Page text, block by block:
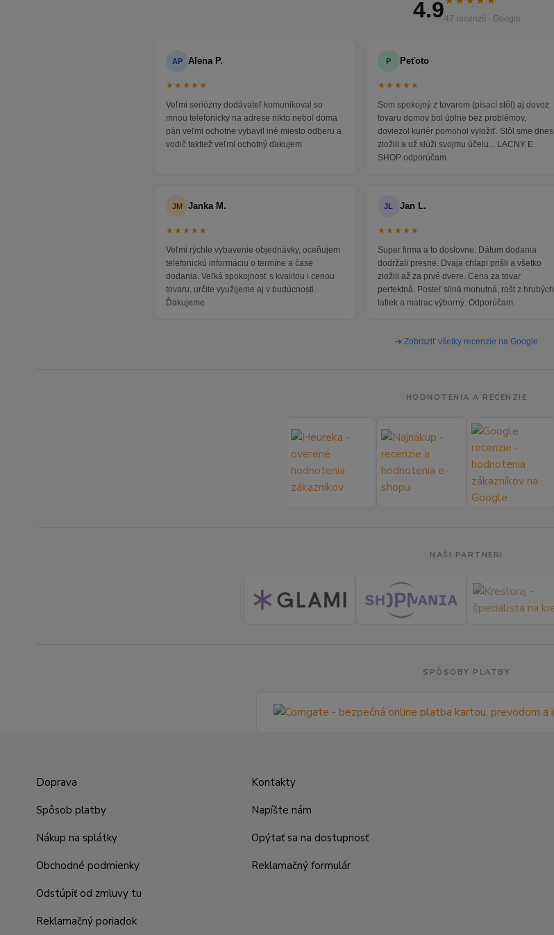
4.947 recenzií · Google
AP Alena P.
★★★★★
Veľmi seriózny dodávateľ komunikoval so
mnou telefonicky na adrese nikto nebol doma
pán veľmi ochotne vybavil iné miesto odberu a
vodič taktiež veľmi ochotný ďakujem
P Peťoto
★★★★★
Som spokojný z tovarom (písací stôl) aj dovoz
tovaru domov bol úplne bez problémov,
doviezol kuriér pomohol vyložiť. Stôl sme dnes
zložili a už slúži svojmu účelu... LACNY E
SHOP odporúčam
JM Janka M.
★★★★★
Veľmi rýchle vybavenie objednávky, oceňujem
telefonickú informáciu o termíne a čase
dodania. Veľká spokojnosť s kvalitou i cenou
tovaru, určite využijeme aj v budúcnosti.
Ďakujeme.
JL Jan L.
★★★★★
Super firma a to doslovne. Dátum dodania
dodržali presne. Dvaja chlapi prišli a všetko
zložili až za prvé dvere. Cena za tovar
perfektná. Posteľ silná mohutná, rošt z hrubých
latiek a matrac výborný. Odporúčam.
➜ Zobraziť všetky recenzie na Google
HODNOTENIA A RECENZIE
NAŠI PARTNERI
SPÔSOBY PLATBY
Doprava
Spôsob platby
Nákup na splátky
Obchodné podmienky
Odstúpiť od zmluvy tu
Reklamačný poriadok
Kontakty
Napíšte nám
Opýtať sa na dostupnosť
Reklamačný formulár